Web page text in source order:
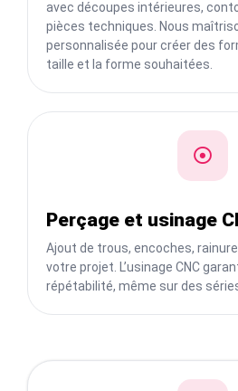
avec découpes intérieures,
pièces techniques. Nous
personnalisée pour créer des
taille et la forme souhaitées.
Perçage et usinage
Ajout de trous, encoches,
votre projet. L’usinage CNC
répétabilité, même sur des